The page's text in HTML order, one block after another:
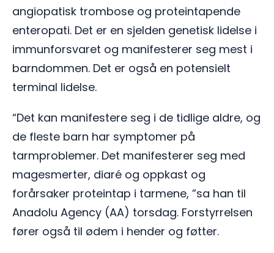
angiopatisk trombose og proteintapende
enteropati. Det er en sjelden genetisk lidelse i
immunforsvaret og manifesterer seg mest i
barndommen. Det er også en potensielt
terminal lidelse.
“Det kan manifestere seg i de tidlige aldre, og
de fleste barn har symptomer på
tarmproblemer. Det manifesterer seg med
magesmerter, diaré og oppkast og
forårsaker proteintap i tarmene, ”sa han til
Anadolu Agency (AA) torsdag. Forstyrrelsen
fører også til ødem i hender og føtter.